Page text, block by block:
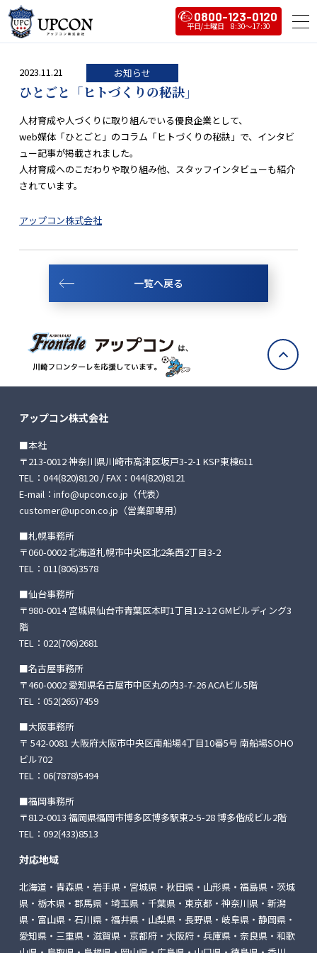
0800-123-0120
2023.11.21 お知らせ
ひとごと「ヒトづくりの秘訣」
人材育成や人づくりに取り組んでいる優良企業として、
web媒体「ひとごと」のコラム「ヒトづくりの秘訣」で、インタビ
ュー記事が掲載されました。
人材育成へのこだわりや取り組み他、スタッフインタビューも紹介
されています。
アップコン株式会社
一覧へ戻る
アップコン株式会社
■本社
〒213-0012 神奈川県川崎市高津区坂戸3-2-1 KSP東棟611
TEL： 044(820)8120/ FAX：044(820)8121
E-mail： info@upcon.co.jp （代表）
customer@upcon.co.jp （営業部専用）
■札幌事務所
〒060-0002 北海道札幌市中央区北2条西2丁目3-2
TEL： 011(806)3578
■仙台事務所
〒980-0014 宮城県仙台市青葉区本町1丁目12-12GMビルディング3
階
TEL： 022(706)2681
■名古屋事務所
〒460-0002 愛知県名古屋市中区丸の内3-7-26ACAビル5階
TEL： 052(265)7459
■大阪事務所
〒 542-0081 大阪府大阪市中央区南船場4丁目10番5号 南船場SOHO
ビル702
TEL： 06(7878)5494
■福岡事務所
〒812-0013 福岡県福岡市博多区博多駅東2-5-28博多偕成ビル2階
TEL： 092(433)8513
対応地域
北海道・青森県・岩手県・宮城県・秋田県・山形県・福島県・茨城
県・栃木県・郡馬県・埼玉県・千葉県・東京都・神奈川県・新潟
県・富山県・石川県・福井県・山梨県・長野県・岐阜県・静岡県・
愛知県・三重県・滋賀県・京都府・大阪府・兵庫県・奈良県・和歌